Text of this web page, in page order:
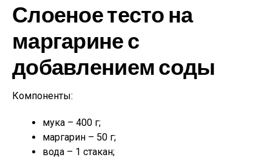
Слоеное тесто на
маргарине с
добавлением соды
Компоненты:
мука – 400 г;
маргарин – 50 г;
вода – 1 стакан;